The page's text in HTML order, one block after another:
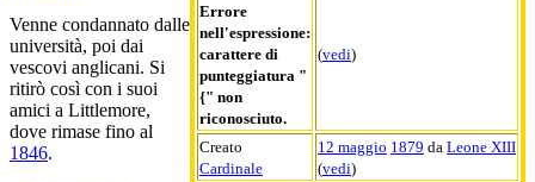
Errore
nell'espressione:
carattere di
punteggiatura "
{" non
riconosciuto.
(vedi)
Creato
Cardinale
12 maggio 1879 da Leone XIII
(vedi)
Venne condannato dalle
università, poi dai
vescovi anglicani. Si
ritirò così con i suoi
amici a Littlemore,
dove rimase fino al
1846.